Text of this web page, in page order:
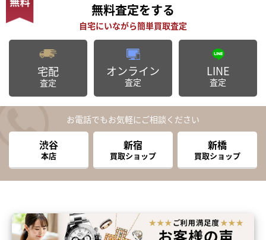
無料査定をする
宅配
査定
オンライン
査定
LINE
査定
お電話でもお気軽にご相談ください
渋谷
本店
新宿
買取ショップ
新橋
買取ショップ
かんたん30秒でお試し査定